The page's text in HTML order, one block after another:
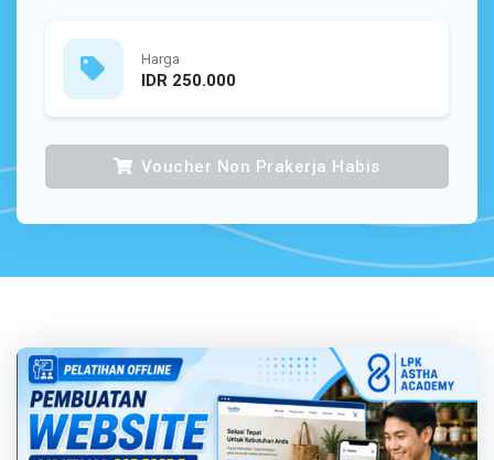
Harga
IDR 250.000
Voucher Non Prakerja Habis